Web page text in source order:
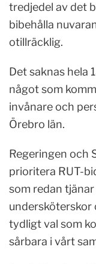
tredjedel av det
bibehålla
otillräcklig.
Det saknas hela
något som
invånare och
Örebro län.
Regeringen och
prioritera RUT-
som redan
undersköterskor
tydligt val som
sårbara i vårt